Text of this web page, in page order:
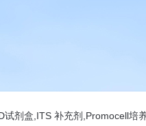
试剂盒,ITS 补充剂,Promocell培